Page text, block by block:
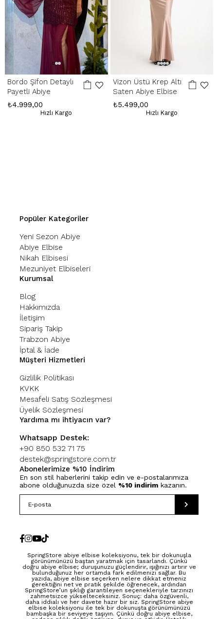
Bordo Şifon Detaylı
Payetli Abiye
₺4.999,00
Hızlı Kargo
Vizon Üstü Krep Altı
Saten Abiye Elbise
₺5.499,00
Hızlı Kargo
Popüler Kategoriler
Yeni Sezon Abiye
Abiye Elbise
Nikah Elbisesi
Mezuniyet Elbiseleri
Kurumsal
Blog
Hakkımızda
İletişim
Sipariş Takip
Trabzon Abiye
İptal & İade
Müşteri Hizmetleri
Gizlilik Politikası
KVKK
Mesafeli Satış Sözleşmesi
Üyelik Sözleşmesi
Yardıma mı ihtiyacın var?
Whatsapp Destek:
+90 850 532 71 75
destek@springstore.com.tr
Abonelerimize %10 İndirim
En son stil haberlerini takip edin ve e-postalarımıza
abone olduğunuzda size özel %10 indirim kazanın.
SpringStore abiye elbise koleksiyonu, tek bir dokunuşla
görünümünüzü baştan yaratmak için tasarlandı. Çünkü
doğru abiye elbise; duruşunuzu güçlendirir, ışığınızı artırır ve
bulunduğunuz her ortamda fark edilmenizi sağlar. Bu
yazıda, abiye elbise seçerken nelere dikkat etmeniz
gerektiğini net ve pratik şekilde öğrenecek, ardından
SpringStore’un şıklığı garantileyen seçenekleriyle tarzınızı
zahmetsizce yükselteceksiniz. Sonuç: daha özgüvenli,
daha iddialı ve her davete hazır bir siz. SpringStore abiye
elbise koleksiyonu ile tek bir dokunuşta görünümünüzü
bambaşka bir seviyeye taşıyın. Çünkü doğru abiye elbise,